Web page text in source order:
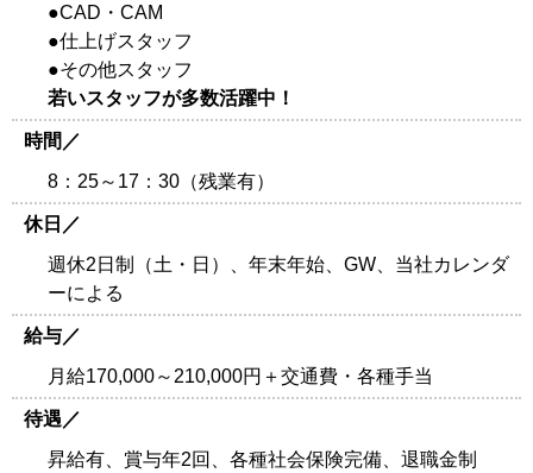
●CAD・CAM
●仕上げスタッフ
●その他スタッフ
若いスタッフが多数活躍中！
時間／
8：25～17：30（残業有）
休日／
週休2日制（土・日）、年末年始、GW、当社カレンダ
ーによる
給与／
月給170,000～210,000円＋交通費・各種手当
待遇／
昇給有、賞与年2回、各種社会保険完備、退職金制